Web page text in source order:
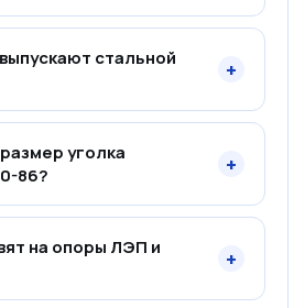
стальной
+
уголка
86?
+
на опоры ЛЭП и
+